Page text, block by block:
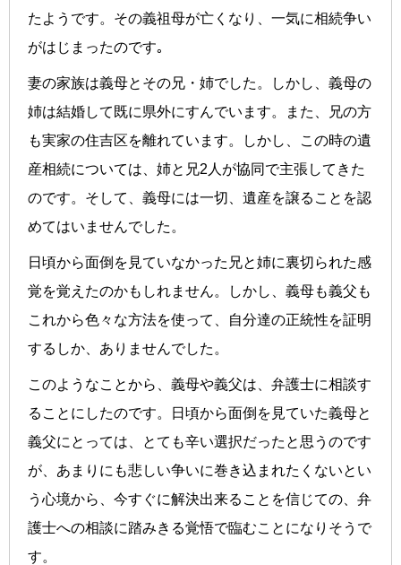
たようです。その義祖母が亡くなり、一気に相続争い
がはじまったのです｡
妻の家族は義母とその兄・姉でした。しかし、義母の
姉は結婚して既に県外にすんでいます。また、兄の方
も実家の住吉区を離れています。しかし、この時の遺
産相続については、姉と兄2人が協同で主張してきた
のです。そして、義母には一切、遺産を譲ることを認
めてはいませんでした。
日頃から面倒を見ていなかった兄と姉に裏切られた感
覚を覚えたのかもしれません。しかし、義母も義父も
これから色々な方法を使って、自分達の正統性を証明
するしか、ありませんでした。
このようなことから、義母や義父は、弁護士に相談す
ることにしたのです。日頃から面倒を見ていた義母と
義父にとっては、とても辛い選択だったと思うのです
が、あまりにも悲しい争いに巻き込まれたくないとい
う心境から、今すぐに解決出来ることを信じての、弁
護士への相談に踏みきる覚悟で臨むことになりそうで
す。